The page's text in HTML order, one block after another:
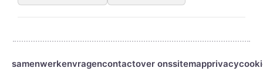
samenwerkenvragencontactover onssitemapprivacy